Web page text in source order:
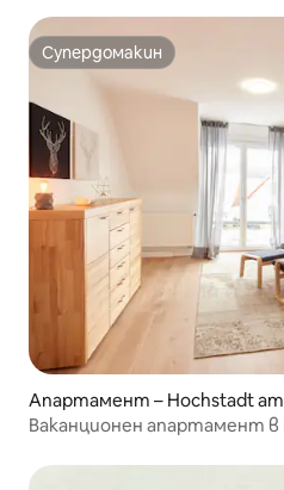
Супердомакин
Супердомакин
Апартамент – Hochstadt am
Ваканционен апартамент